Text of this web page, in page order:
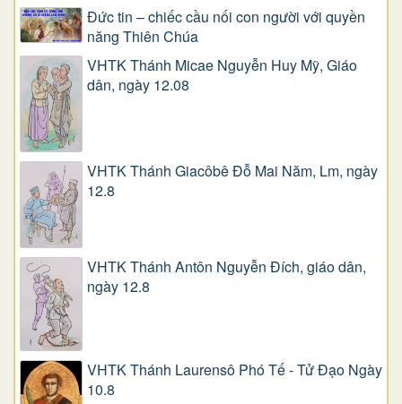
Đức tin – chiếc cầu nối con người với quyền
năng Thiên Chúa
VHTK Thánh Micae Nguyễn Huy Mỹ, Giáo
dân, ngày 12.08
VHTK Thánh Giacôbê Ðỗ Mai Năm, Lm, ngày
12.8
VHTK Thánh Antôn Nguyễn Ðích, giáo dân,
ngày 12.8
VHTK Thánh Laurensô Phó Tế - Tử Đạo Ngày
10.8